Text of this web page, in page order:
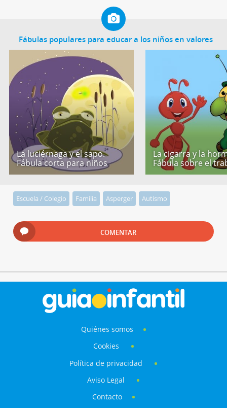
Fábulas populares para educar a los niños en valores
La luciérnaga y el sapo.
Fábula corta para niños
La cigarra y la
Fábula sobre el
Escuela / Colegio Familia Asperger Autismo
COMENTAR
Quiénes somos
Cookies
Política de privacidad
Aviso Legal
Contacto